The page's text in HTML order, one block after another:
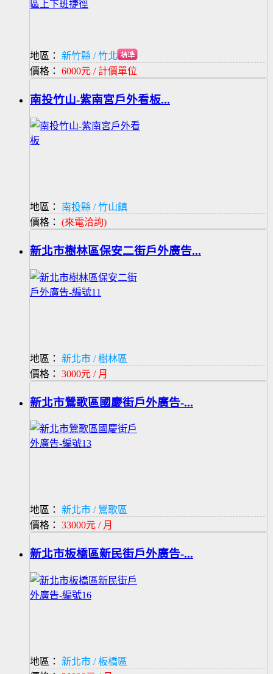
地區：
新竹縣 / 竹北市
價格： 6000元 / 計價單位
南投竹山-紫南宮戶外看板...
地區：
南投縣 / 竹山鎮
價格： (來電洽詢)
新北市樹林區保安二街戶外廣告...
地區：
新北市 / 樹林區
價格： 3000元 / 月
新北市鶯歌區國慶街戶外廣告-...
地區：
新北市 / 鶯歌區
價格： 33000元 / 月
新北市板橋區新民街戶外廣告-...
地區：
新北市 / 板橋區